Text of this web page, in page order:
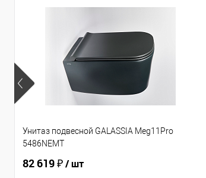
Унитаз подвесной GALASSIA Meg11Pro
5486NEMT
82 619 ₽/ шт